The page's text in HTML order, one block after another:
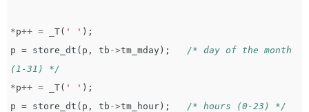
*p++ = _T( ' ' );
p = store_dt ( p , tb ->tm_mday );
/* day of the month
(1-31) */
*p++ = _T( ' ' );
p = store_dt ( p , tb ->tm_hour );
/* hours (0-23) */